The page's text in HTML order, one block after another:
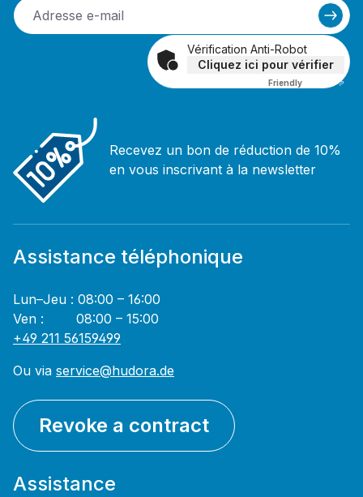
Vérification Anti-Robot
Cliquez ici pour vérifier
Friendly Captcha ⇗
Recevez un bon de réduction de 10%
en vous inscrivant à la newsletter
Assistance téléphonique
Lun–Jeu : 08:00 – 16:00
Ven : 08:00 – 15:00
+49 211 56159499
Ou via service@hudora.de
Revoke a contract
Assistance